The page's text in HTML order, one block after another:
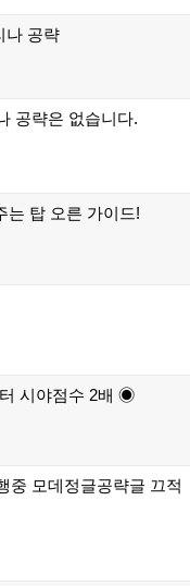
나 공략
공략은 없습니다.
는 탑 오른 가이드!
시야점수 2배 ◉
중 모데정글공략글 끄적